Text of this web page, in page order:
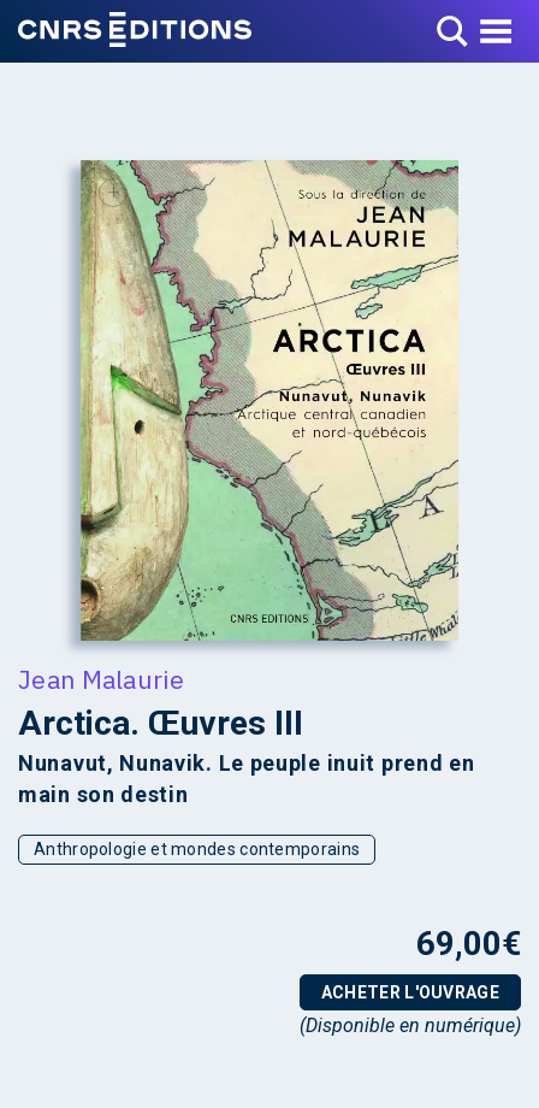
Toggle Menu
+
Jean Malaurie
Arctica. Œuvres III
Nunavut, Nunavik. Le peuple inuit prend en
main son destin
Anthropologie et mondes contemporains
69,00€
ACHETER L'OUVRAGE
(Disponible en numérique)